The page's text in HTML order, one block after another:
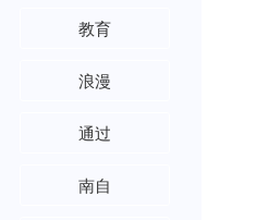
教育
浪漫
通过
南自